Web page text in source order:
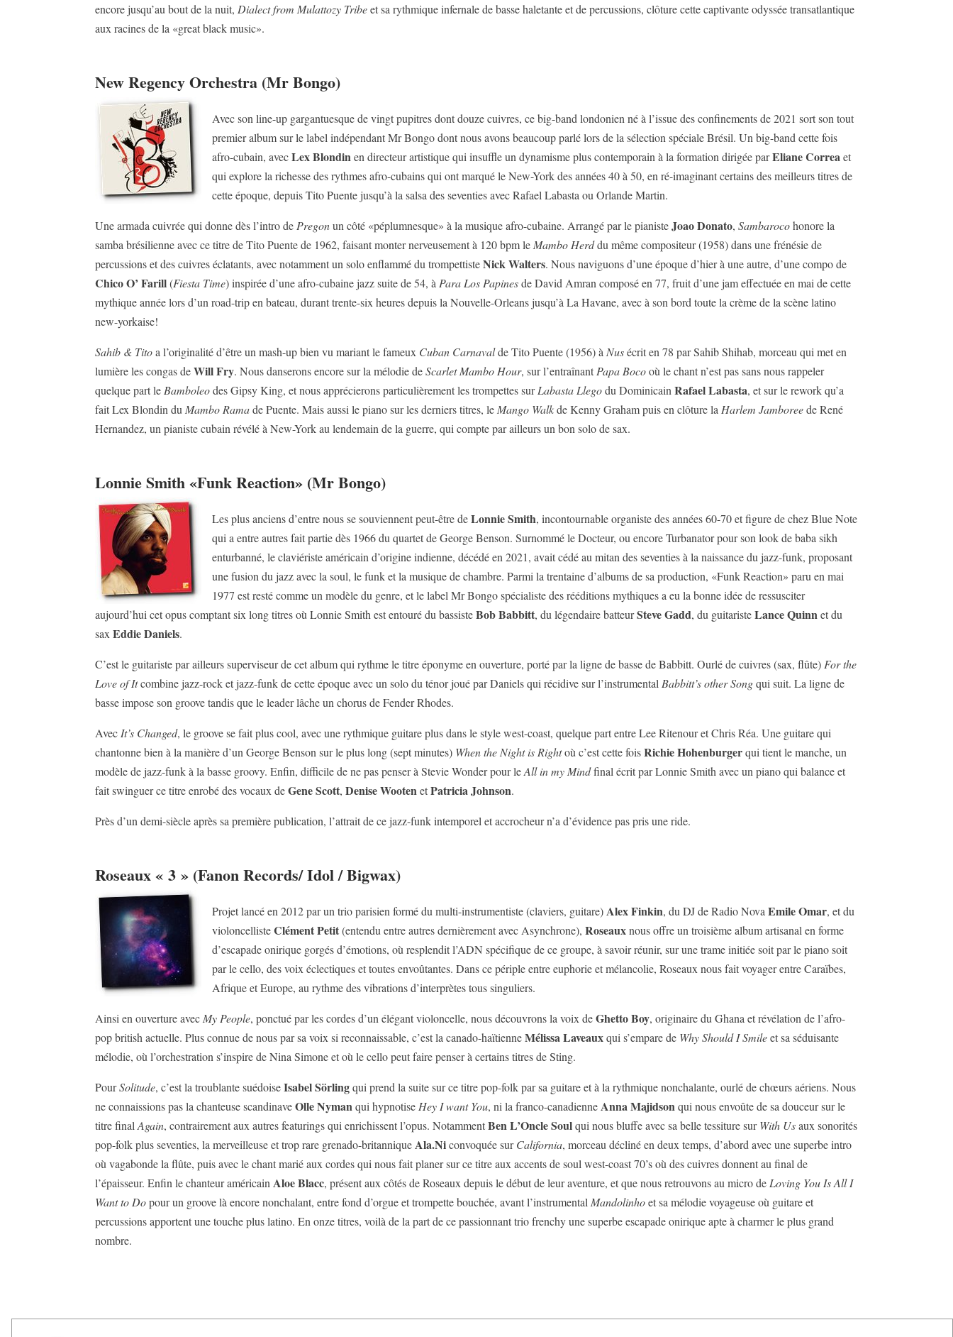
encore jusqu’au bout de la nuit, Dialect from Mulattozy Tribeet sa rythmique infernale de basse haletante et de percussions, clôture cette captivante odyssée transatlantique
aux racines de la «great black music».
New Regency Orchestra (Mr Bongo)
Avec son line-up gargantuesque de vingt pupitres dont douze cuivres, ce big-band londonien né à l’issue des confinements de 2021 sort son tout
premier album sur le label indépendant Mr Bongo dont nous avons beaucoup parlé lors de la sélection spéciale Brésil. Un big-band cette fois
afro-cubain, avecLex Blondinen directeur artistique qui insuffle un dynamisme plus contemporain à la formation dirigée parEliane Correaet
qui explore la richesse des rythmes afro-cubains qui ont marqué le New-York des années 40 à 50, en ré-imaginant certains des meilleurs titres de
cette époque, depuis Tito Puente jusqu’à la salsa des seventies avec Rafael Labasta ou Orlande Martin.
Une armada cuivrée qui donne dès l’intro de Pregonun côté «péplumnesque» à la musique afro-cubaine. Arrangé par le pianisteJoao Donato,Sambarocohonore la
samba brésilienne avec ce titre de Tito Puente de 1962, faisant monter nerveusement à 120 bpm le Mambo Herddu même compositeur (1958) dans une frénésie de
percussions et des cuivres éclatants, avec notamment un solo enflammé du trompettisteNick Walters. Nous naviguons d’une époque d’hier à une autre, d’une compo de
Chico O’ Farill(Fiesta Time) inspirée d’une afro-cubaine jazz suite de 54, à Para Los Papinesde David Amran composé en 77, fruit d’une jam effectuée en mai de cette
mythique année lors d’un road-trip en bateau, durant trente-six heures depuis la Nouvelle-Orleans jusqu’à La Havane, avec à son bord toute la crème de la scène latino
new-yorkaise!
Sahib & Titoa l’originalité d’être un mash-up bien vu mariant le fameux Cuban Carnavalde Tito Puente (1956) à Nusécrit en 78 par Sahib Shihab, morceau qui met en
lumière les congas deWill Fry. Nous danserons encore sur la mélodie deScarlet Mambo Hour, sur l’entraînant Papa Bocooù le chant n’est pas sans nous rappeler
quelque part le Bamboleodes Gipsy King, et nous apprécierons particulièrement les trompettes surLabasta Llegodu DominicainRafael Labasta, et sur le rework qu’a
fait Lex Blondin du Mambo Ramade Puente. Mais aussi le piano sur les derniers titres, le Mango Walkde Kenny Graham puis en clôture la Harlem Jamboreede René
Hernandez, un pianiste cubain révélé à New-York au lendemain de la guerre, qui compte par ailleurs un bon solo de sax.
Lonnie Smith «Funk Reaction» (Mr Bongo)
Les plus anciens d’entre nous se souviennent peut-être deLonnie Smith, incontournable organiste des années 60-70 et figure de chez Blue Note
qui a entre autres fait partie dès 1966 du quartet de George Benson. Surnommé le Docteur, ou encore Turbanator pour son look de baba sikh
enturbanné, le claviériste américain d’origine indienne, décédé en 2021, avait cédé au mitan des seventies à la naissance du jazz-funk, proposant
une fusion du jazz avec la soul, le funk et la musique de chambre. Parmi la trentaine d’albums de sa production, «Funk Reaction» paru en mai
1977 est resté comme un modèle du genre, et le label Mr Bongo spécialiste des rééditions mythiques a eu la bonne idée de ressusciter
aujourd’hui cet opus comptant six long titres où Lonnie Smith est entouré du bassisteBob Babbitt, du légendaire batteurSteve Gadd, du guitaristeLance Quinnet du
saxEddie Daniels.
C’est le guitariste par ailleurs superviseur de cet album qui rythme le titre éponyme en ouverture, porté par la ligne de basse de Babbitt. Ourlé de cuivres (sax, flûte) For the
Love of Itcombine jazz-rock et jazz-funk de cette époque avec un solo du ténor joué par Daniels qui récidive sur l’instrumental Babbitt’s other Songqui suit. La ligne de
basse impose son groove tandis que le leader lâche un chorus de Fender Rhodes.
Avec It’s Changed, le groove se fait plus cool, avec une rythmique guitare plus dans le style west-coast, quelque part entre Lee Ritenour et Chris Réa. Une guitare qui
chantonne bien à la manière d’un George Benson sur le plus long (sept minutes) When the Night is Rightoù c’est cette foisRichie Hohenburgerqui tient le manche, un
modèle de jazz-funk à la basse groovy. Enfin, difficile de ne pas penser à Stevie Wonder pour leAll in my Mindfinal écrit par Lonnie Smith avec un piano qui balance et
fait swinguer ce titre enrobé des vocaux deGene Scott,Denise WootenetPatricia Johnson.
Près d’un demi-siècle après sa première publication, l’attrait de ce jazz-funk intemporel et accrocheur n’a d’évidence pas pris une ride.
Roseaux « 3 » (Fanon Records/ Idol / Bigwax)
Projet lancé en 2012 par un trio parisien formé du multi-instrumentiste (claviers, guitare) Alex Finkin, du DJ de Radio NovaEmile Omar, et du
violoncellisteClément Petit(entendu entre autres dernièrement avec Asynchrone),Roseauxnous offre un troisième album artisanal en forme
d’escapade onirique gorgés d’émotions, où resplendit l’ADN spécifique de ce groupe, à savoir réunir, sur une trame initiée soit par le piano soit
par le cello, des voix éclectiques et toutes envoûtantes. Dans ce périple entre euphorie et mélancolie, Roseaux nous fait voyager entre Caraïbes,
Afrique et Europe, au rythme des vibrations d’interprètes tous singuliers.
Ainsi en ouverture avec My People, ponctué par les cordes d’un élégant violoncelle, nous découvrons la voix deGhetto Boy, originaire du Ghana et révélation de l’afro-
pop british actuelle. Plus connue de nous par sa voix si reconnaissable, c’est la canado-haïtienneMélissa Laveauxqui s’empare de Why Should I Smileet sa séduisante
mélodie, où l’orchestration s’inspire de Nina Simone et où le cello peut faire penser à certains titres de Sting.
PourSolitude, c’est la troublante suédoiseIsabel Sörlingqui prend la suite sur ce titre pop-folk par sa guitare et à la rythmique nonchalante, ourlé de chœurs aériens. Nous
ne connaissions pas la chanteuse scandinaveOlle Nymanqui hypnotise Hey I want You, ni la franco-canadienne Anna Majidsonqui nous envoûte de sa douceur sur le
titre finalAgain, contrairement aux autres featurings qui enrichissent l’opus. NotammentBen L’Oncle Soulqui nous bluffe avec sa belle tessiture surWith Usaux sonorités
pop-folk plus seventies, la merveilleuse et trop rare grenado-britannique Ala.Niconvoquée surCalifornia, morceau décliné en deux temps, d’abord avec une superbe intro
où vagabonde la flûte, puis avec le chant marié aux cordes qui nous fait planer sur ce titre aux accents de soul west-coast 70’s où des cuivres donnent au final de
l’épaisseur. Enfin le chanteur américain Aloe Blacc, présent aux côtés de Roseaux depuis le début de leur aventure, et que nous retrouvons au micro de Loving You Is All I
Want to Dopour un groove là encore nonchalant, entre fond d’orgue et trompette bouchée, avant l’instrumental Mandolinhoet sa mélodie voyageuse où guitare et
percussions apportent une touche plus latino. En onze titres, voilà de la part de ce passionnant trio frenchy une superbe escapade onirique apte à charmer le plus grand
nombre.